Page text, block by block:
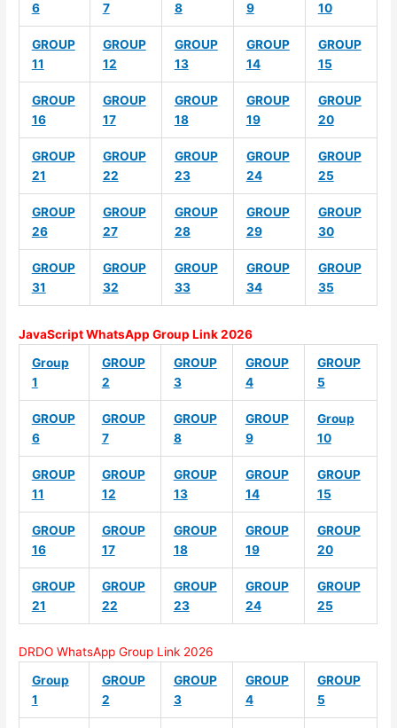
6
7
8
9
10
GROUP
11
GROUP
12
GROUP
13
GROUP
14
GROUP
15
GROUP
16
GROUP
17
GROUP
18
GROUP
19
GROUP
20
GROUP
21
GROUP
22
GROUP
23
GROUP
24
GROUP
25
GROUP
26
GROUP
27
GROUP
28
GROUP
29
GROUP
30
GROUP
31
GROUP
32
GROUP
33
GROUP
34
GROUP
35
JavaScript WhatsApp Group Link 2026
Group
1
GROUP
2
GROUP
3
GROUP
4
GROUP
5
GROUP
6
GROUP
7
GROUP
8
GROUP
9
Group
10
GROUP
11
GROUP
12
GROUP
13
GROUP
14
GROUP
15
GROUP
16
GROUP
17
GROUP
18
GROUP
19
GROUP
20
GROUP
21
GROUP
22
GROUP
23
GROUP
24
GROUP
25
DRDO WhatsApp Group Link 2026
Group
1
GROUP
2
GROUP
3
GROUP
4
GROUP
5